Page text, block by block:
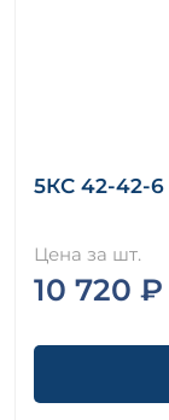
5КС 42-42-6
Цена за шт.
10 720 ₽